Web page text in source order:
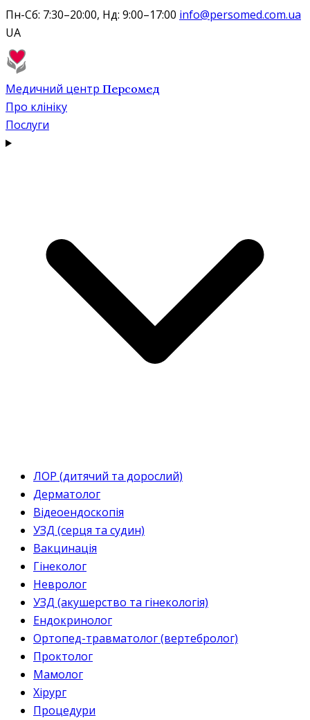
Пн-Сб: 7:30–20:00, Нд: 9:00–17:00 info@persomed.com.ua
UA
Медичний центр Персомед
Про клініку
Послуги
ЛОР (дитячий та дорослий)
Дерматолог
Відеоендоскопія
УЗД (серця та судин)
Вакцинація
Гінеколог
Невролог
УЗД (акушерство та гінекологія)
Ендокринолог
Ортопед-травматолог (вертебролог)
Проктолог
Мамолог
Хірург
Процедури